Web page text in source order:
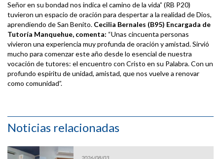
Señor en su bondad nos indica el camino de la vida” (RB P20)
tuvieron un espacio de oración para despertar a la realidad de Dios,
aprendiendo de San Benito. Cecilia Bernales (B95) Encargada de
Tutoría Manquehue, comenta: “Unas cincuenta personas
vivieron una experiencia muy profunda de oración y amistad. Sirvió
mucho para comenzar este año desde lo esencial de nuestra
vocación de tutores: el encuentro con Cristo en su Palabra. Con un
profundo espíritu de unidad, amistad, que nos vuelve a renovar
como comunidad”.
Noticias relacionadas